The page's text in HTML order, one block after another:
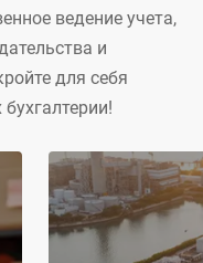
ведение учета,
и
для себя